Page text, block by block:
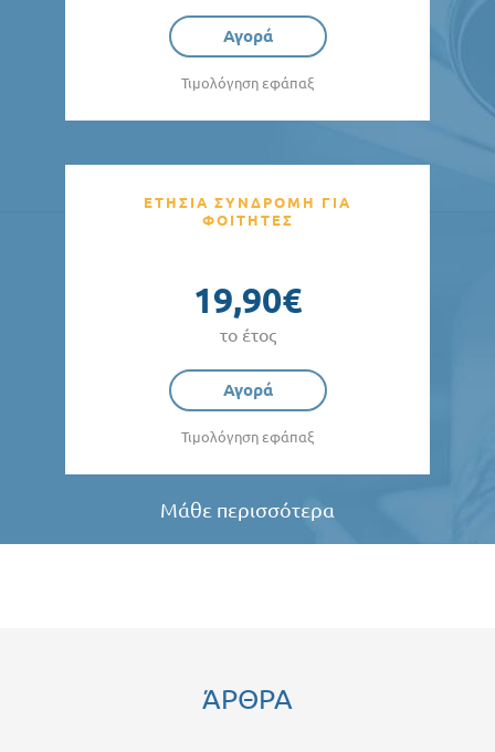
Αγορά
Τιμολόγηση εφάπαξ
ΕΤΗΣΙΑ ΣΥΝΔΡΟΜΗ ΓΙΑ
ΦΟΙΤΗΤΕΣ
19,90€
το έτος
Αγορά
Τιμολόγηση εφάπαξ
Μάθε περισσότερα
ΆΡΘΡΑ